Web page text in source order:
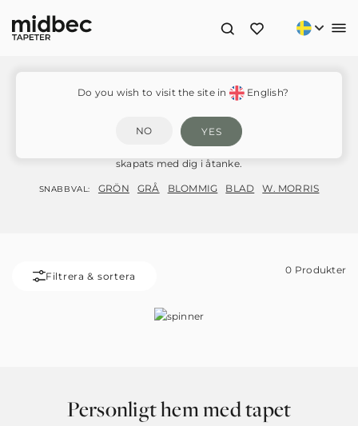
Tapeter
Från romantiska bladverk och blommor till klassiska geometriska
former och ränder. Lättmonterade non-woven tapeter som
skapats med dig i åtanke.
SNABBVAL: GRÖN GRÅ BLOMMIG BLAD W. MORRIS
Filtrera & sortera
0 Produkter
Personligt hem med tapet
Do you wish to visit the site in English?
NO YES